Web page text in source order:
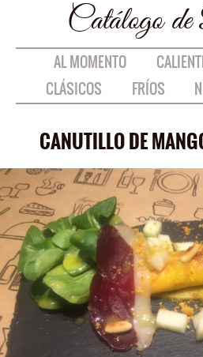
Catálogo
AL MOMENTO
CLÁSICOS
FRÍOS
CANUTILLO DE